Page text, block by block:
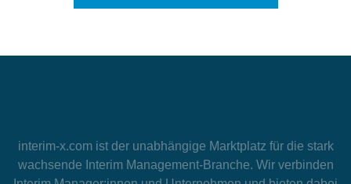
interim-x.comist der unabhängige Marktplatz für die stark
wachsende Interim Management-Branche. Wir verbinden